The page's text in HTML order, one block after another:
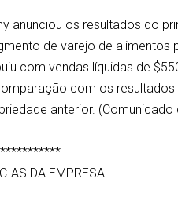
anunciou os resultados do
de varejo de alimentos
com vendas líquidas de
com os
anterior. (Comunicado
DA EMPRESA